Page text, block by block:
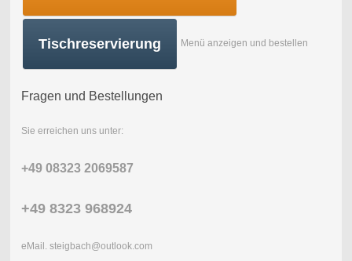
Tischreservierung Menü anzeigen und bestellen
Fragen und Bestellungen
Sie erreichen uns unter:
+49 08323 2069587
+49 8323 968924
eMail. steigbach@outlook.com